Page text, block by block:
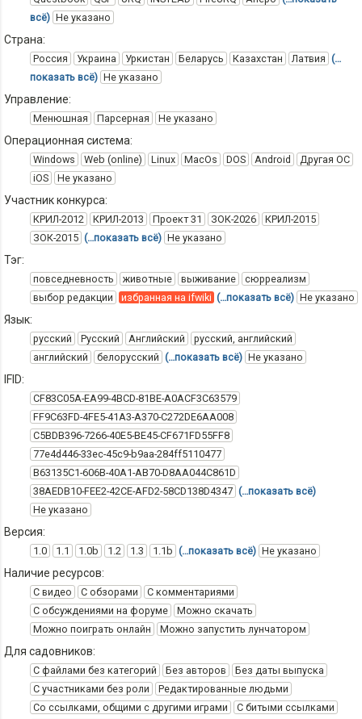
всё) Не указано
Страна:
Россия Украина Уркистан Беларусь Казахстан Латвия (…
показать всё) Не указано
Управление:
Менюшная Парсерная Не указано
Операционная система:
Windows Web (online) Linux MacOs DOS Android
Другая ОС
iOS
Не указано
Участник конкурса:
КРИЛ-2012 КРИЛ-2013 Проект 31 ЗОК-2026
КРИЛ-2015
ЗОК-2015 (…показать всё) Не указано
Тэг:
повседневность животные выживание
сюрреализм
выбор редакции
избранная на ifwiki (…показать всё) Не указано
Язык:
русский Русский Английский
русский, английский
английский
белорусский (…показать всё) Не указано
IFID:
CF83C05A-EA99-4BCD-81BE-A0ACF3C63579
FF9C63FD-4FE5-41A3-A370-C272DE6AA008
C5BDB396-7266-40E5-BE45-CF671FD55FF8
77e4d446-33ec-45c9-b9aa-284ff5110477
B63135C1-606B-40A1-AB70-D8AA044C861D
38AEDB10-FEE2-42CE-AFD2-58CD138D4347 (…показать всё)
Не указано
Версия:
1.0 1.1 1.0b 1.2 1.3 1.1b (…показать всё) Не указано
Наличие ресурсов:
С видео С обзорами
С комментариями
С обсуждениями на форуме
Можно скачать
Можно поиграть онлайн
Можно запустить лунчатором
Для садовников:
С файлами без категорий Без авторов
Без даты выпуска
С участниками без роли
Редактированные людьми
Со ссылками, общими с другими играми
С битыми ссылками